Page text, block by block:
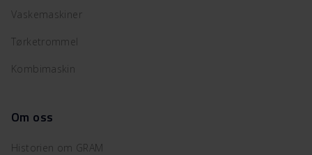
Vaskemaskiner
Tørketrommel
Kombimaskin
Om oss
Historien om GRAM